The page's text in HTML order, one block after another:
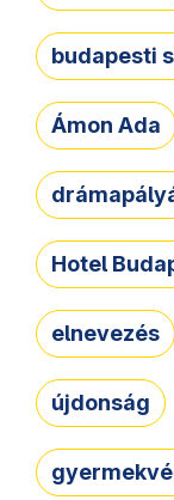
budapesti
Ámon Ada
Hotel
elnevezés
újdonság